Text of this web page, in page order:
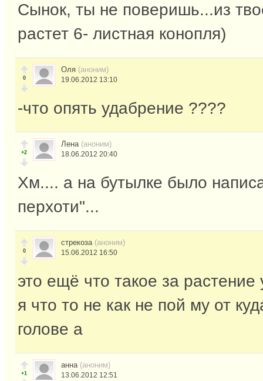
Сынок, ты не поверишь...из
растет 6- листная конопля)
0
Оля (аноним)
19.06.2012 13:10
-что опять удабрение ????
+2
Лена (аноним)
18.06.2012 20:40
Хм.... а на бутылке было
перхоти"...
0
стрекоза (аноним)
15.06.2012 16:50
это ещё что такое за растение
я что то не как не пой му от
голове а
+1
анна (аноним)
13.06.2012 12:51